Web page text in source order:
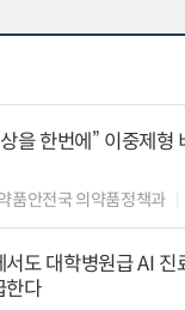
을 한번에” 이중제형
품안전국 의약품정책과
도 대학병원급 AI 진
한다